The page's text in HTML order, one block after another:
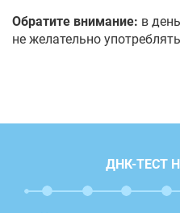
Обратите внимание: в
не желательно
ДНК-ТЕСТ